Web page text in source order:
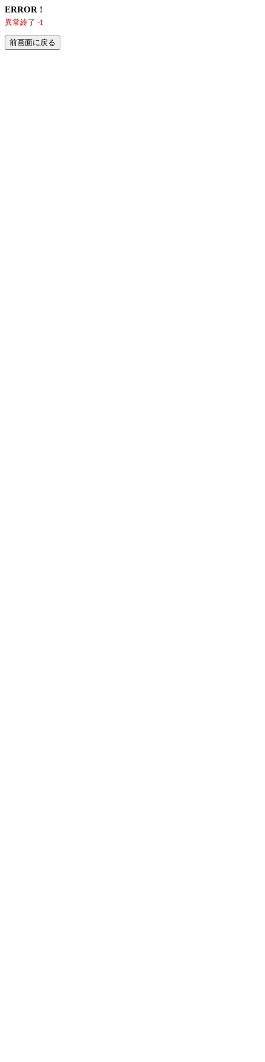
ERROR !
異常終了 -1